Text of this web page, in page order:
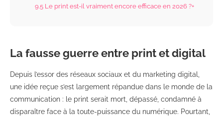
9.5Le print est-il vraiment encore efficace en 2026 ?+
La fausse guerre entre print et digital
Depuis l’essor des réseaux sociaux et du marketing digital,
une idée reçue s’est largement répandue dans le monde de la
communication : le print serait mort, dépassé, condamné à
disparaître face à la toute-puissance du numérique. Pourtant,